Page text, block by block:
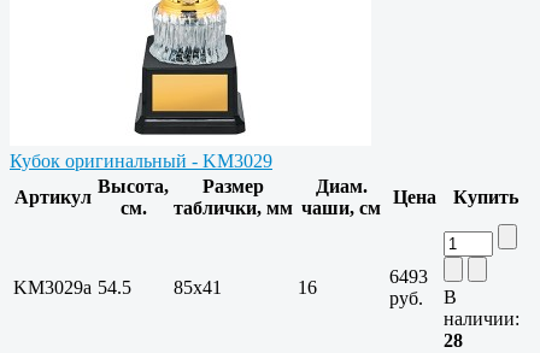
Кубок оригинальный - KM3029
Артикул
Высота,
см.
Размер
таблички, мм
Диам.
чаши, см
Цена Купить
KM3029a 54.5 85x41 16
6493
руб.
В
наличии:
28